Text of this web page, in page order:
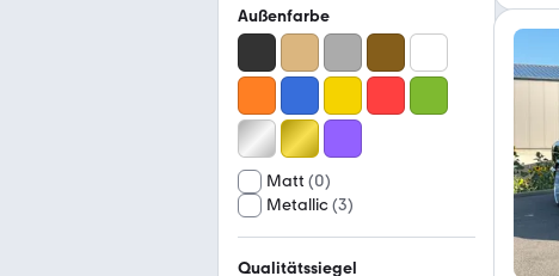
Außenfarbe
Matt (0)
Metallic(3)
Qualitätssiegel